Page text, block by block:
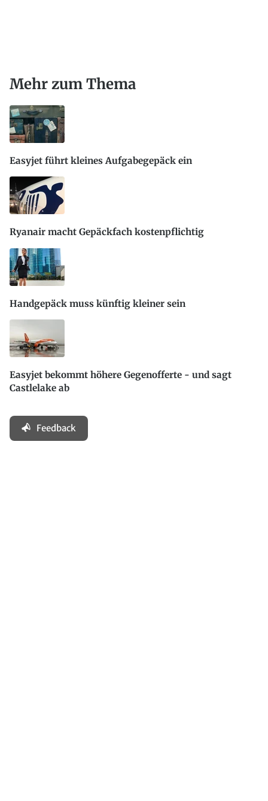
Mehr zum Thema
Easyjet führt kleines Aufgabegepäck ein
Ryanair macht Gepäckfach kostenpflichtig
Handgepäck muss künftig kleiner sein
Easyjet bekommt höhere Gegenofferte - und sagt
Castlelake ab
Feedback